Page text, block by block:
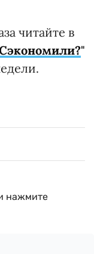
читайте в
"
нажмите